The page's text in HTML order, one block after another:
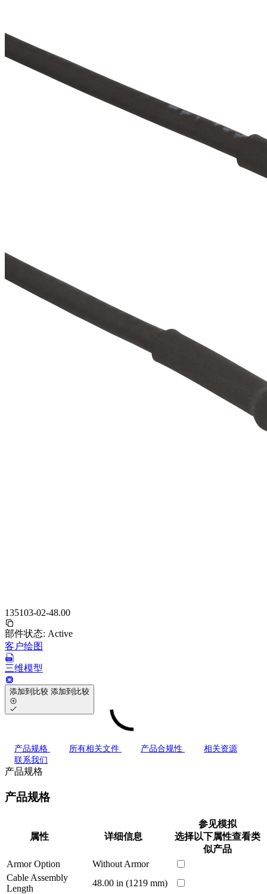
135103-02-48.00
部件状态: Active
客户绘图
三维模型
添加到比较 添加到比较
产品规格 所有相关文件 产品合规性
相关资源
联系我们
产品规格
产品规格
属性 详细信息
参见模拟
选择以下属性查看类
似产品
Armor Option
Without Armor
Cable Assembly
Length
48.00 in (1219 mm)